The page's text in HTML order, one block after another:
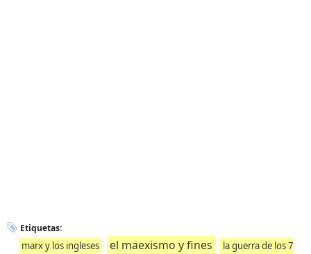
Etiquetas:
marx y los ingleses el maexismo y fines
la guerra de los 7